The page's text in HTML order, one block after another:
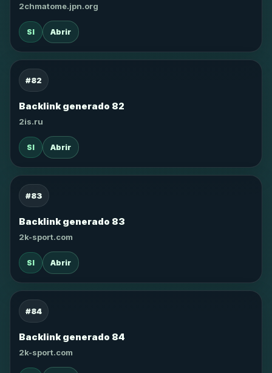
2chmatome.jpn.org
SI Abrir
#82
Backlink generado 82
2is.ru
SI Abrir
#83
Backlink generado 83
2k-sport.com
SI Abrir
#84
Backlink generado 84
2k-sport.com